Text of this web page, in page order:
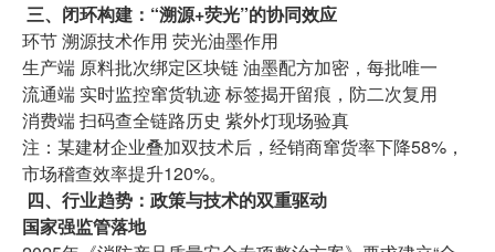
三、闭环构建：“溯源+荧光”的协同效应
环节 溯源技术作用 荧光油墨作用
生产端 原料批次绑定区块链 油墨配方加密，每批唯一
流通端 实时监控窜货轨迹 标签揭开留痕，防二次复用
消费端 扫码查全链路历史 紫外灯现场验真
注：某建材企业叠加双技术后，经销商窜货率下降58%，
市场稽查效率提升120%。
四、行业趋势：政策与技术的双重驱动
国家强监管落地